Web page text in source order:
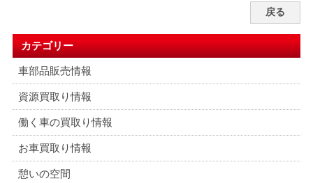
戻る
カテゴリー
車部品販売情報
資源買取り情報
働く車の買取り情報
お車買取り情報
憩いの空間